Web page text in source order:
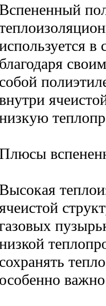
благодаря
собой
сохранять
особенно